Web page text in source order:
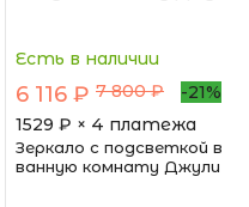
Есть в наличии
6 116 ₽ 7 800 ₽
-21%
1529 ₽ × 4 платежа
Зеркало с подсветкой в
ванную комнату Джули